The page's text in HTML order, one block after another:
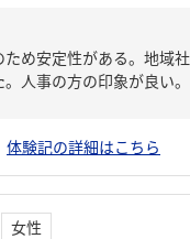
め安定性がある。地域
人事の方の印象が良い。
体験記の詳細はこちら
女性